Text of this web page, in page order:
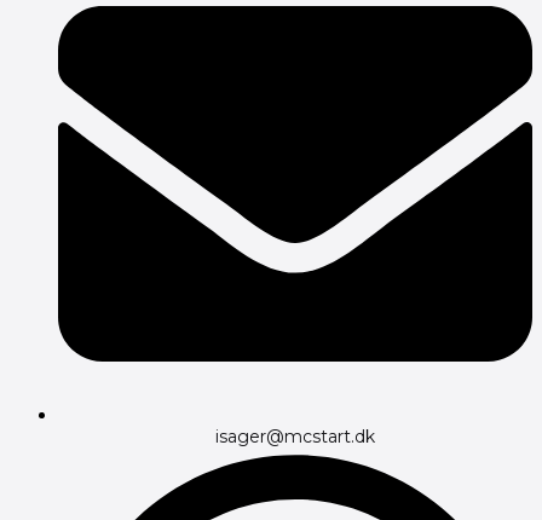
isager@mcstart.dk